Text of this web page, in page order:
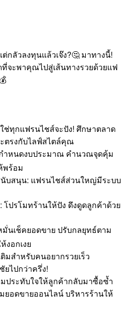
กลัวลงทุนแล้วเจ๊ง?
มาทางนี้!
ที่จะพาคุณไปสู่เส้นทางรวยด้วยแฟ
ช่ทุกแฟรนไชส์จะปัง! ศึกษาตลาด
ตรงกับไลฟ์สไตล์คุณ
กำหนดงบประมาณ คำนวณจุดคุ้ม
พร้อม
บสนุน: แฟรนไชส์ส่วนใหญ่มีระบบ
โปรโมทร้านให้ปัง ดึงดูดลูกค้าด้วย
มั่นเช็คยอดขาย ปรับกลยุทธ์ตาม
อกเงย
มสำหรับคนอยากรวยเร็ว
ยไปกว่าครึ่ง!
มประทับใจให้ลูกค้ากลับมาซื้อซ้ำ
ยอดขายออนไลน์ บริหารร้านให้